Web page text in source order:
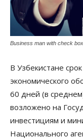
Business man with check
В Узбекистане
экономического
60 дней (в
возложено на
инвестициям и
Национального